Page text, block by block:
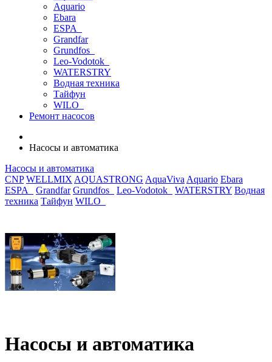
Aquario
Ebara
ESPA_
Grandfar
Grundfos_
Leo-Vodotok_
WATERSTRY
Водная техника
Тайфун
WILO_
Ремонт насосов
Насосы и автоматика
Насосы и автоматика
CNP WELLMIX AQUASTRONG AquaViva Aquario Ebara
ESPA_
Grandfar Grundfos_ Leo-Vodotok_ WATERSTRY Водная
техника Тайфун WILO_
Насосы и автоматика